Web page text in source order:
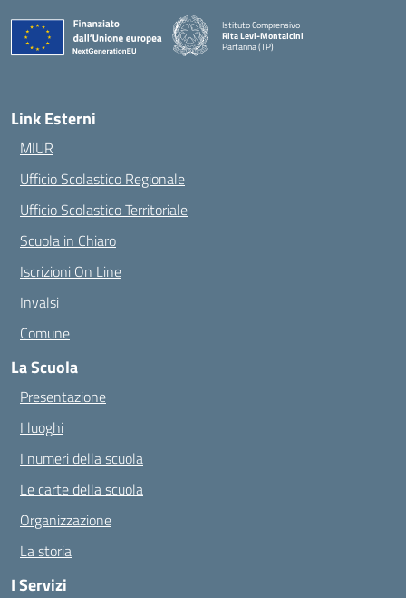
Istituto Comprensivo
Rita Levi-Montalcini
Partanna (TP)
Link Esterni
MIUR
Ufficio Scolastico Regionale
Ufficio Scolastico Territoriale
Scuola in Chiaro
Iscrizioni On Line
Invalsi
Comune
La Scuola
Presentazione
I luoghi
I numeri della scuola
Le carte della scuola
Organizzazione
La storia
I Servizi